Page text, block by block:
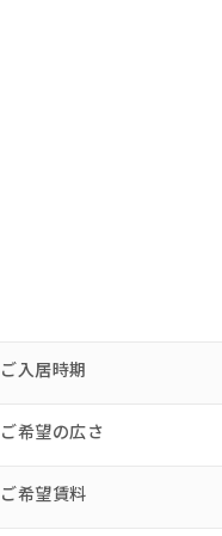
ご入居時期
ご希望の広さ
ご希望賃料